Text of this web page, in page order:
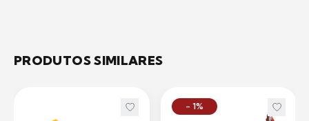
PRODUTOS SIMILARES
- 1%